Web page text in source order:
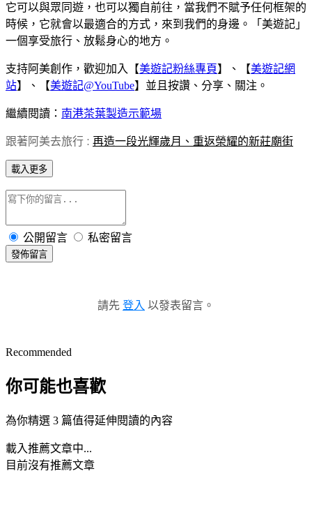
它可以與眾同遊，也可以獨自前往，當我們不賦予任何框架的
時候，它就會以最適合的方式，來到我們的身邊。「美遊記」
一個享受旅行、放鬆身心的地方。
支持阿美創作，歡迎加入【美遊記粉絲專頁】、【美遊記網
站】、【美遊記@YouTube】並且按讚、分享、關注。
繼續閱讀： 南港茶葉製造示範場
跟著阿美去旅行 ： 再造一段光輝歲月、重返榮耀的新莊廟街
載入更多
公開留言 私密留言
發佈留言
請先 登入 以發表留言。
Recommended
你可能也喜歡
為你精選 3 篇值得延伸閱讀的內容
載入推薦文章中...
目前沒有推薦文章